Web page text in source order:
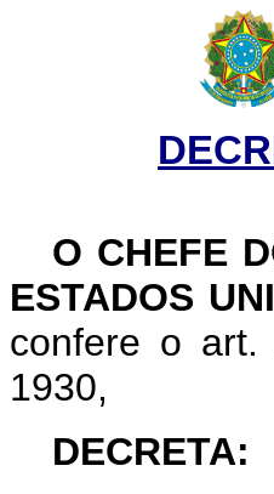
O CHEFE
ESTADOS
confere o
1930,
DECRETA: